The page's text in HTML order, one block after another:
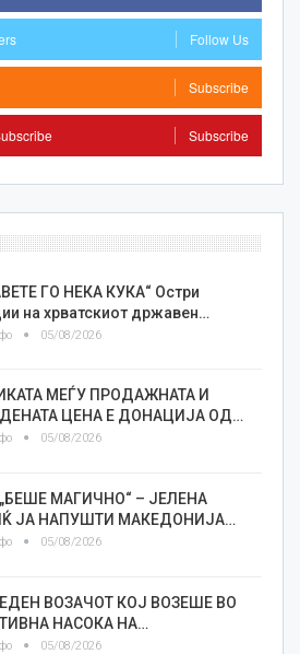
Follow Us
Subscribe
Subscribe
ГО НЕКА КУКА“ Остри
на хрватскиот државен…
05/08/2026
МЕЃУ ПРОДАЖНАТА И
ЦЕНА Е ДОНАЦИЈА ОД…
05/08/2026
„БЕШЕ МАГИЧНО“ – ЈЕЛЕНА
ЈА НАПУШТИ МАКЕДОНИЈА…
05/08/2026
ВОЗАЧОТ КОЈ ВОЗЕШЕ ВО
НАСОКА НА…
05/08/2026